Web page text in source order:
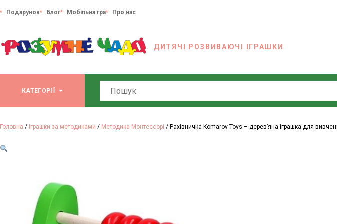
Подарунок Блог Мобільна гра Про нас
ДИТЯЧІ РОЗВИВАЮЧІ ІГРАШКИ
КАТЕГОРІЇ
Головна / Іграшки за методиками / Методика Монтессорі / Рахівничка Komarov Toys – дерев’яна іграшка для